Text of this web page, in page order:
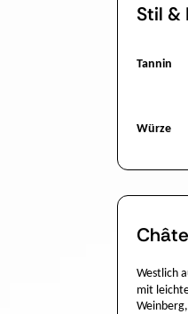
Stil &
Tannin
Würze
Westlich
mit